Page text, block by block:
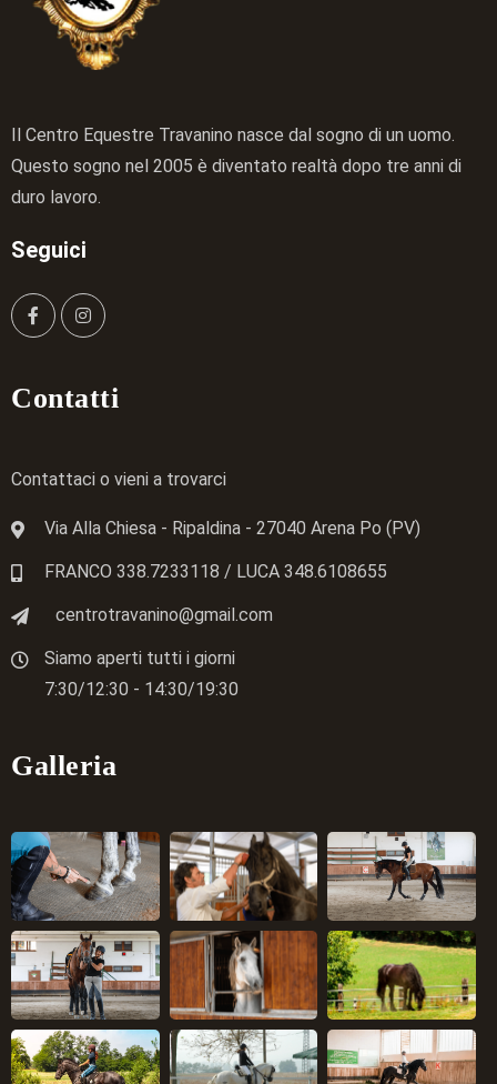
Il Centro Equestre Travanino nasce dal sogno di un uomo.
Questo sogno nel 2005 è diventato realtà dopo tre anni di
duro lavoro.
Seguici
Contatti
Contattaci o vieni a trovarci
Via Alla Chiesa - Ripaldina - 27040 Arena Po (PV)
FRANCO 338.7233118 / LUCA 348.6108655
centrotravanino@gmail.com
Siamo aperti tutti i giorni
7:30/12:30 - 14:30/19:30
Galleria